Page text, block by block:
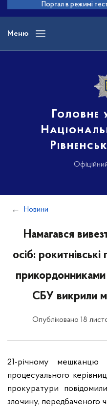
основного
вмісту
Портал в режимі
Меню
Головне
Новини
Намагався
осіб: рокитнівські
прикордонниками
СБУ викрили
Опубліковано 18
21-річному мешканцю
процесуального
прокуратури
злочину, передбаченого